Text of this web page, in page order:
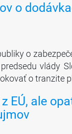
o
o
vlády
o tranzite
EÚ, ale